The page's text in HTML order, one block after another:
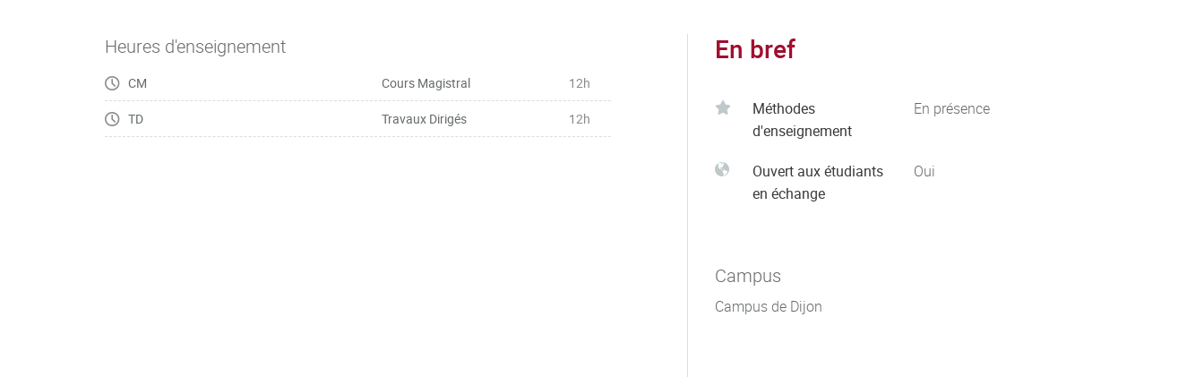
Heures d'enseignement
CM Cours Magistral 12h
TD Travaux Dirigés 12h
En bref
Méthodes
d'enseignement
En présence
Ouvert aux étudiants
en échange
Oui
Campus
Campus de Dijon